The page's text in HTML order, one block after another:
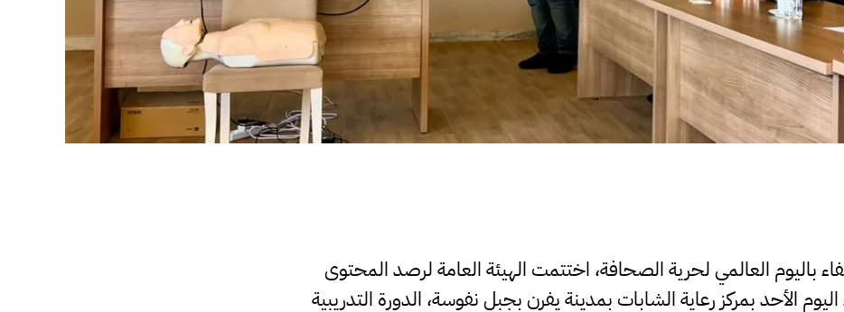
باليوم العالمي لحرية الصحافة، اختتمت الهيئة العامة لرصد المحتوى
الأحد بمركز رعاية الشابات بمدينة يفرن بجبل نفوسة، الدورة التدريبية